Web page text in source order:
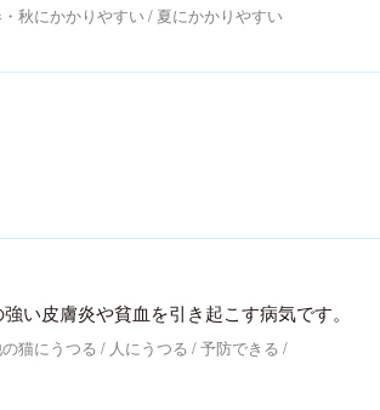
秋にかかりやすい
夏にかかりやすい
い皮膚炎や貧血を引き起こす病気です。
猫にうつる 人にうつる 予防できる